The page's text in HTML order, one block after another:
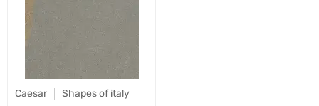
Caesar Shapes of italy